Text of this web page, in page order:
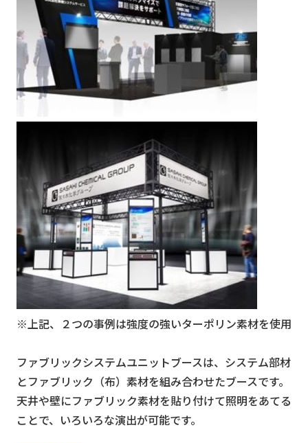
※上記、２つの事例は強度の強いターポリン素材を使用
ファブリックシステムユニットブースは、システム部材
とファブリック（布）素材を組み合わせたブースです。
天井や壁にファブリック素材を貼り付けて照明をあてる
ことで、いろいろな演出が可能です。